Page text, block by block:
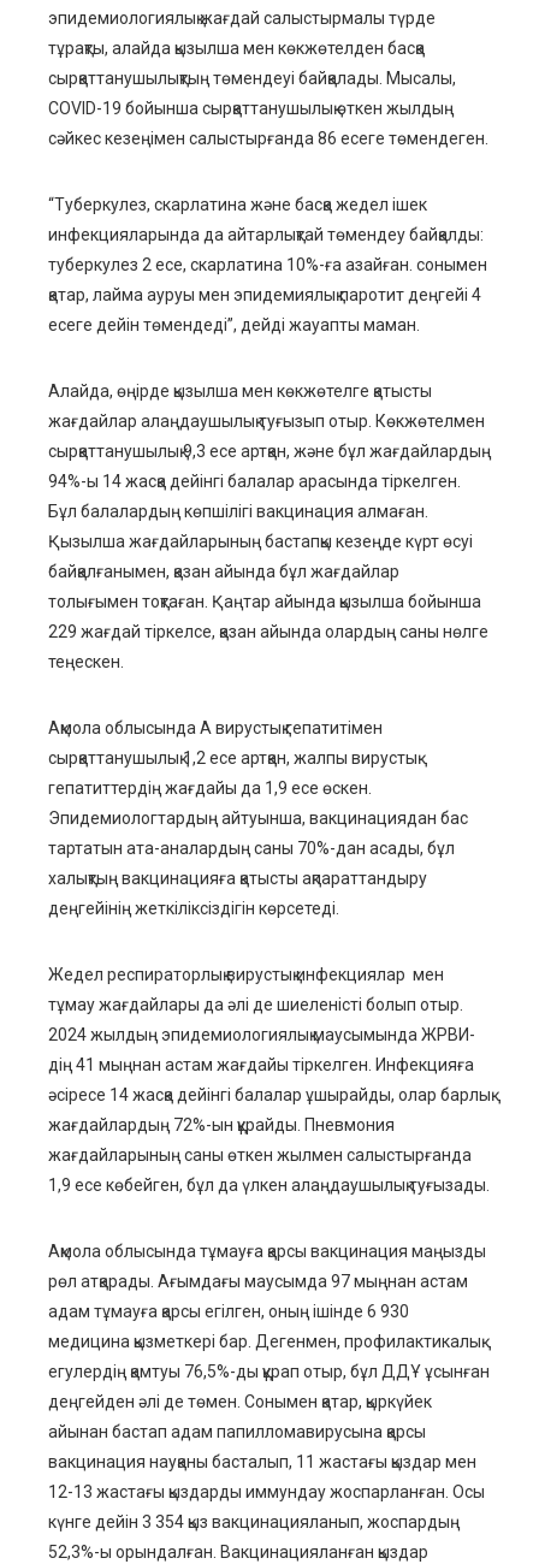
эпидемиологиялық жағдай салыстырмалы түрде
тұрақты, алайда қызылша мен көкжөтелден басқа
сырқаттанушылықтың төмендеуі байқалады. Мысалы,
COVID-19 бойынша сырқаттанушылық өткен жылдың
сәйкес кезеңімен салыстырғанда 86 есеге төмендеген.
“Туберкулез, скарлатина және басқа жедел ішек
инфекцияларында да айтарлықтай төмендеу байқалды:
туберкулез 2 есе, скарлатина 10%-ға азайған. сонымен
қатар, лайма ауруы мен эпидемиялық паротит деңгейі 4
есеге дейін төмендеді”, дейді жауапты маман.
Алайда, өңірде қызылша мен көкжөтелге қатысты
жағдайлар алаңдаушылық туғызып отыр. Көкжөтелмен
сырқаттанушылық 9,3 есе артқан, және бұл жағдайлардың
94%-ы 14 жасқа дейінгі балалар арасында тіркелген.
Бұл балалардың көпшілігі вакцинация алмаған.
Қызылша жағдайларының бастапқы кезеңде күрт өсуі
байқалғанымен, қазан айында бұл жағдайлар
толығымен тоқтаған. Қаңтар айында қызылша бойынша
229 жағдай тіркелсе, қазан айында олардың саны нөлге
теңескен.
Ақмола облысында A вирустық гепатитімен
сырқаттанушылық 1,2 есе артқан, жалпы вирустық
гепатиттердің жағдайы да 1,9 есе өскен.
Эпидемиологтардың айтуынша, вакцинациядан бас
тартатын ата-аналардың саны 70%-дан асады, бұл
халықтың вакцинацияға қатысты ақпараттандыру
деңгейінің жеткіліксіздігін көрсетеді.
Жедел респираторлық вирустық инфекциялар мен
тұмау жағдайлары да әлі де шиеленісті болып отыр.
2024 жылдың эпидемиологиялық маусымында ЖРВИ-
дің 41 мыңнан астам жағдайы тіркелген. Инфекцияға
әсіресе 14 жасқа дейінгі балалар ұшырайды, олар барлық
жағдайлардың 72%-ын құрайды. Пневмония
жағдайларының саны өткен жылмен салыстырғанда
1,9 есе көбейген, бұл да үлкен алаңдаушылық туғызады.
Ақмола облысында тұмауға қарсы вакцинация маңызды
рөл атқарады. Ағымдағы маусымда 97 мыңнан астам
адам тұмауға қарсы егілген, оның ішінде 6 930
медицина қызметкері бар. Дегенмен, профилактикалық
егулердің қамтуы 76,5%-ды құрап отыр, бұл ДДҰ ұсынған
деңгейден әлі де төмен. Сонымен қатар, қыркүйек
айынан бастап адам папилломавирусына қарсы
вакцинация науқаны басталып, 11 жастағы қыздар мен
12-13 жастағы қыздарды иммундау жоспарланған. Осы
күнге дейін 3 354 қыз вакцинацияланып, жоспардың
52,3%-ы орындалған. Вакцинацияланған қыздар